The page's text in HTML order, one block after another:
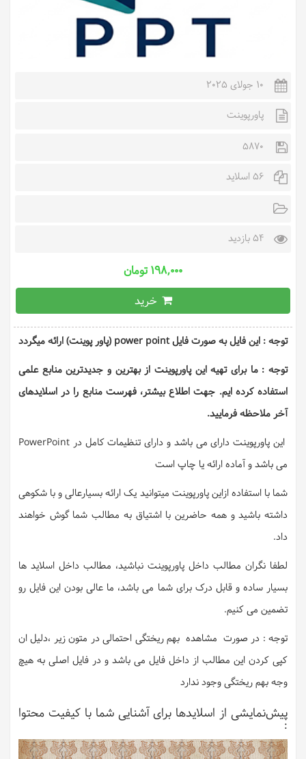
10 جولای 2025
پاورپوینت
5870
56 اسلاید
54 بازدید
۱۹۸,۰۰۰ تومان
خرید
توجه : این فایل به صورت فایل power point (پاور پوینت) ارائه میگردد
توجه : ما برای تهیه این پاورپوینت از بهترین و جدیدترین منابع علمی
استفاده کرده ایم. جهت اطلاع بیشتر، فهرست منابع را در اسلایدهای
آخر ملاحظه فرمایید.
این پاورپوینت دارای می باشد و دارای تنظیمات کامل در PowerPoint
می باشد و آماده ارائه یا چاپ است
شما با استفاده ازاین پاورپوینت میتوانید یک ارائه بسیارعالی و با شکوهی
داشته باشید و همه حاضرین با اشتیاق به مطالب شما گوش خواهند
داد.
لطفا نگران مطالب داخل پاورپوینت نباشید، مطالب داخل اسلاید ها
بسیار ساده و قابل درک برای شما می باشد، ما عالی بودن این فایل رو
تضمین می کنیم.
توجه : در صورت مشاهده بهم ریختگی احتمالی در متون زیر ،دلیل ان
کپی کردن این مطالب از داخل فایل می باشد و در فایل اصلی به هیچ
وجه بهم ریختگی وجود ندارد
پیش‌نمایشی از اسلایدها برای آشنایی شما با کیفیت محتوا
: